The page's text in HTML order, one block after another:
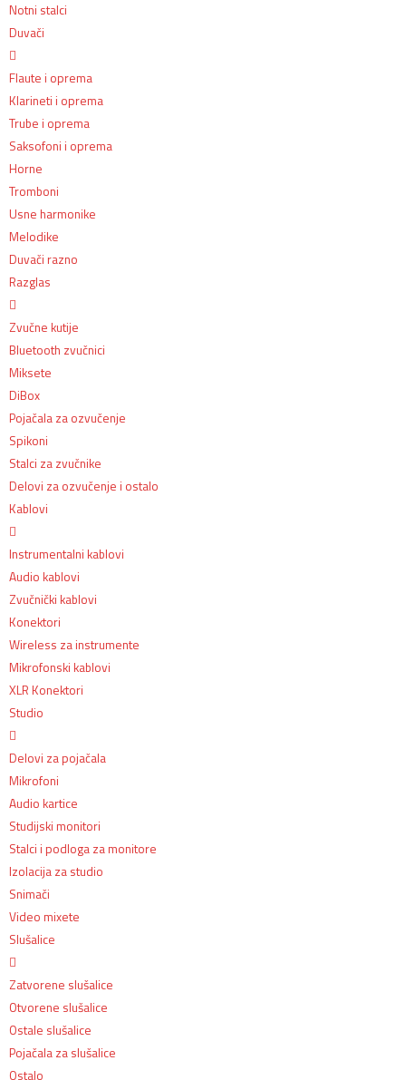
Notni stalci
Duvači
Flaute i oprema
Klarineti i oprema
Trube i oprema
Saksofoni i oprema
Horne
Tromboni
Usne harmonike
Melodike
Duvači razno
Razglas
Zvučne kutije
Bluetooth zvučnici
Miksete
DiBox
Pojačala za ozvučenje
Spikoni
Stalci za zvučnike
Delovi za ozvučenje i ostalo
Kablovi
Instrumentalni kablovi
Audio kablovi
Zvučnički kablovi
Konektori
Wireless za instrumente
Mikrofonski kablovi
XLR Konektori
Studio
Delovi za pojačala
Mikrofoni
Audio kartice
Studijski monitori
Stalci i podloga za monitore
Izolacija za studio
Snimači
Video mixete
Slušalice
Zatvorene slušalice
Otvorene slušalice
Ostale slušalice
Pojačala za slušalice
Ostalo